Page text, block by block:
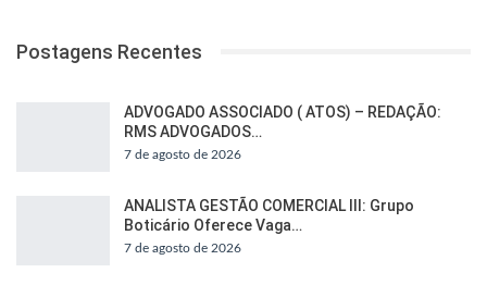
Postagens Recentes
ADVOGADO ASSOCIADO ( ATOS) – REDAÇÃO:
RMS ADVOGADOS…
7 de agosto de 2026
ANALISTA GESTÃO COMERCIAL III: Grupo
Boticário Oferece Vaga…
7 de agosto de 2026